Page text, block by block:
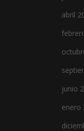
abril
junio
enero